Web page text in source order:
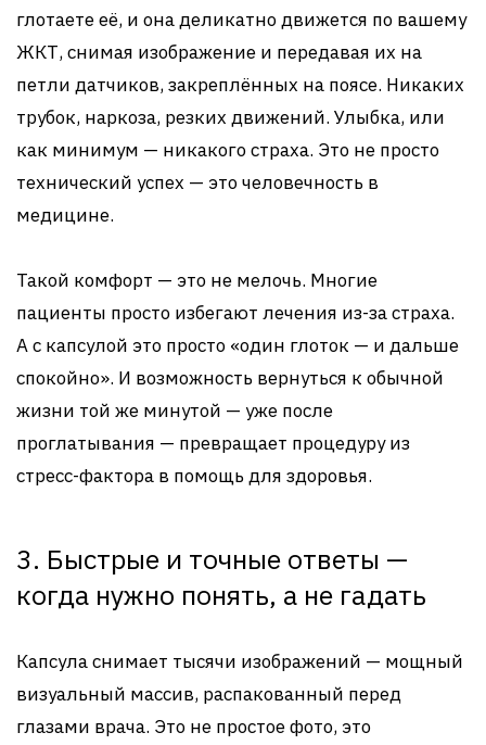
глотаете её, и она деликатно движется по вашему
ЖКТ, снимая изображение и передавая их на
петли датчиков, закреплённых на поясе. Никаких
трубок, наркоза, резких движений. Улыбка, или
как минимум — никакого страха. Это не просто
технический успех — это человечность в
медицине.
Такой комфорт — это не мелочь. Многие
пациенты просто избегают лечения из-за страха.
А с капсулой это просто «один глоток — и дальше
спокойно». И возможность вернуться к обычной
жизни той же минутой — уже после
проглатывания — превращает процедуру из
стресс-фактора в помощь для здоровья.
3. Быстрые и точные ответы —
когда нужно понять, а не гадать
Капсула снимает тысячи изображений — мощный
визуальный массив, распакованный перед
глазами врача. Это не простое фото, это